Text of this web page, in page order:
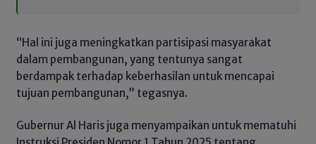
“Hal ini juga meningkatkan partisipasi masyarakat
dalam pembangunan, yang tentunya sangat
berdampak terhadap keberhasilan untuk mencapai
tujuan pembangunan,” tegasnya.
Gubernur Al Haris juga menyampaikan untuk mematuhi